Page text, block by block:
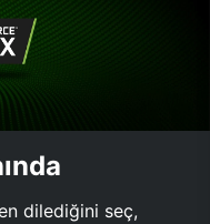
dilediğini seç,